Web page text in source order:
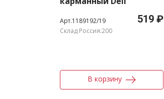
разр.
Арт.1189192/19 519 ₽
Склад Россия:200
В корзину